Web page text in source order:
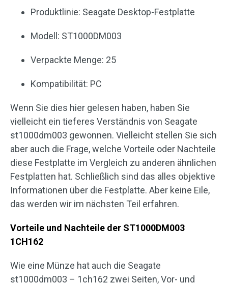
Produktlinie: Seagate Desktop-Festplatte
Modell: ST1000DM003
Verpackte Menge: 25
Kompatibilität: PC
Wenn Sie dies hier gelesen haben, haben Sie
vielleicht ein tieferes Verständnis von Seagate
st1000dm003 gewonnen. Vielleicht stellen Sie sich
aber auch die Frage, welche Vorteile oder Nachteile
diese Festplatte im Vergleich zu anderen ähnlichen
Festplatten hat. Schließlich sind das alles objektive
Informationen über die Festplatte. Aber keine Eile,
das werden wir im nächsten Teil erfahren.
Vorteile und Nachteile der ST1000DM003
1CH162
Wie eine Münze hat auch die Seagate
st1000dm003 – 1ch162 zwei Seiten, Vor- und